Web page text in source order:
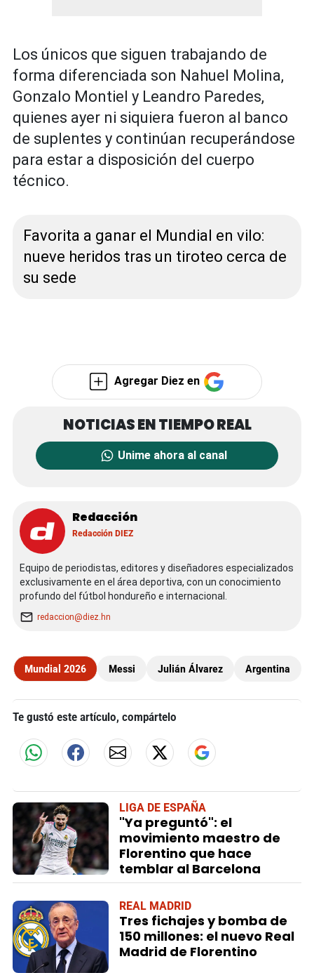
Los únicos que siguen trabajando de
forma diferenciada son Nahuel Molina,
Gonzalo Montiel y Leandro Paredes,
quienes ayer ni siquiera fueron al banco
de suplentes y continúan recuperándose
para estar a disposición del cuerpo
técnico.
Favorita a ganar el Mundial en vilo:
nueve heridos tras un tiroteo cerca de
su sede
Agregar Diez en
Unime ahora al canal
Redacción
Redacción DIEZ
Equipo de periodistas, editores y diseñadores especializados
exclusivamente en el área deportiva, con un conocimiento
profundo del fútbol hondureño e internacional.
redaccion@diez.hn
Mundial 2026 Messi Julián Álvarez Argentina
Te gustó este artículo, compártelo
LIGA DE ESPAÑA
"Ya preguntó": el
movimiento maestro de
Florentino que hace
temblar al Barcelona
REAL MADRID
Tres fichajes y bomba de
150 millones: el nuevo Real
Madrid de Florentino